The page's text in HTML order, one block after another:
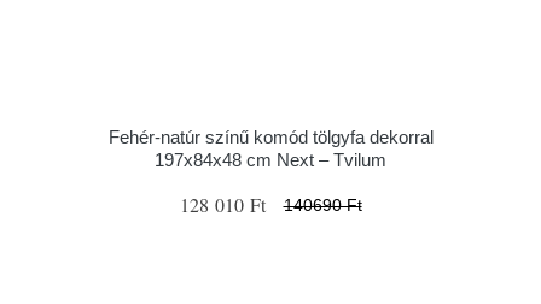
Fehér-natúr színű komód tölgyfa dekorral
197x84x48 cm Next – Tvilum
128 010 Ft 140690 Ft